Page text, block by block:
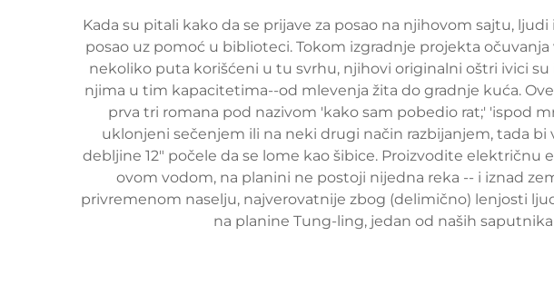
Kada su pitali kako da se prijave za posao na njihovom sajtu,
posao uz pomoć u biblioteci. Tokom izgradnje projekta
nekoliko puta korišćeni u tu svrhu, njihovi originalni oštri ivici
njima u tim kapacitetima--od mlevenja žita do gradnje kuća.
prva tri romana pod nazivom 'kako sam pobedio rat;' 'ispod
uklonjeni sečenjem ili na neki drugi način razbijanjem, tada
debljine 12" počele da se lome kao šibice. Proizvodite
ovom vodom, na planini ne postoji nijedna reka -- i iznad
privremenom naselju, najverovatnije zbog (delimično) lenjosti
na planine Tung-ling, jedan od naših